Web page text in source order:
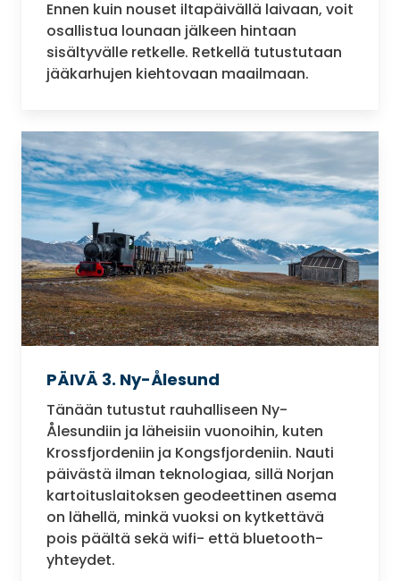
Ennen kuin nouset iltapäivällä laivaan, voit
osallistua lounaan jälkeen hintaan
sisältyvälle retkelle. Retkellä tutustutaan
jääkarhujen kiehtovaan maailmaan.
PÄIVÄ 3. Ny-Ålesund
Tänään tutustut rauhalliseen Ny-
Ålesundiin ja läheisiin vuonoihin, kuten
Krossfjordeniin ja Kongsfjordeniin. Nauti
päivästä ilman teknologiaa, sillä Norjan
kartoituslaitoksen geodeettinen asema
on lähellä, minkä vuoksi on kytkettävä
pois päältä sekä wifi- että bluetooth-
yhteydet.